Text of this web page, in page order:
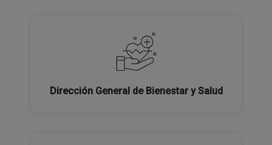
Dirección General de Bienestar y Salud